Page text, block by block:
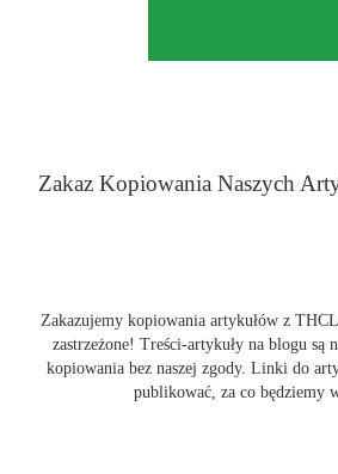
Zakaz Kopiowania Naszych
Zakazujemy kopiowania artykułów z
zastrzeżone! Treści-artykuły na blogu są
kopiowania bez naszej zgody. Linki do
publikować, za co będziemy